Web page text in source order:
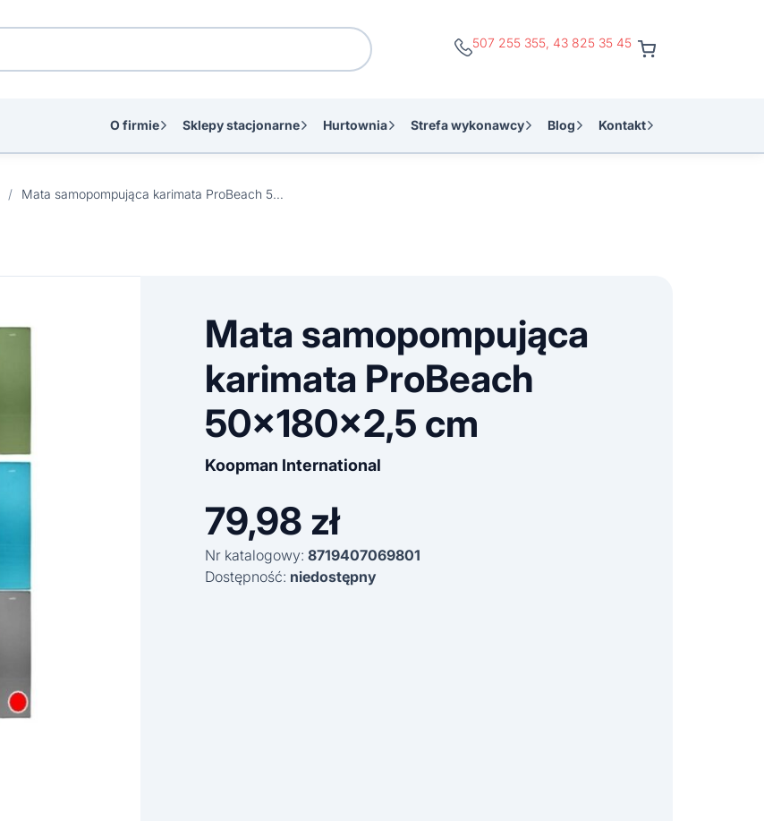
507 255 355 43 825 35 45
O firmie Sklepy stacjonarne Hurtownia Strefa wykonawcy Blog Kontakt
/ Mata samopompująca karimata ProBeach 50x180x2,5 cm
Mata samopompująca
karimata ProBeach
50x180x2,5 cm
Koopman International
79,98 zł
Nr katalogowy: 8719407069801
Dostępność: niedostępny